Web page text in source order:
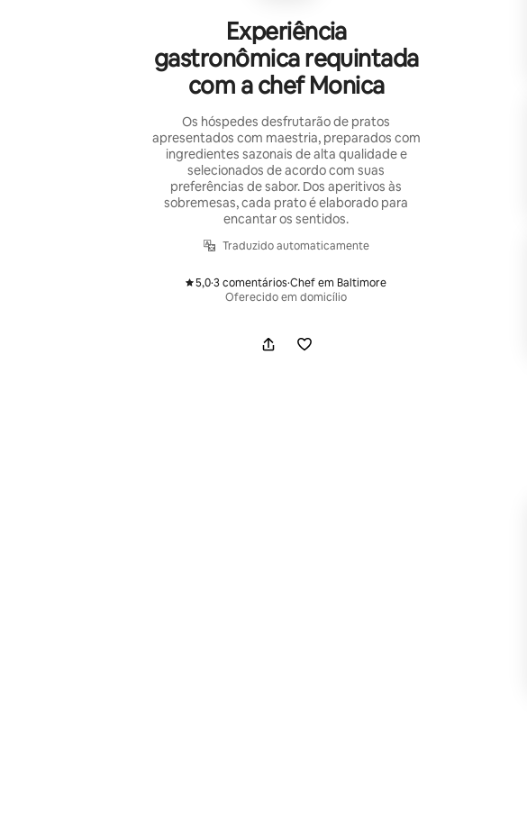
Experiência
gastronômica requintada
com a chef Monica
Os hóspedes desfrutarão de pratos
apresentados com maestria, preparados com
ingredientes sazonais de alta qualidade e
selecionados de acordo com suas
preferências de sabor. Dos aperitivos às
sobremesas, cada prato é elaborado para
encantar os sentidos.
Traduzido automaticamente
5,0 ,
·3 comentários
, ·Chef em Baltimore
Oferecido em domicílio